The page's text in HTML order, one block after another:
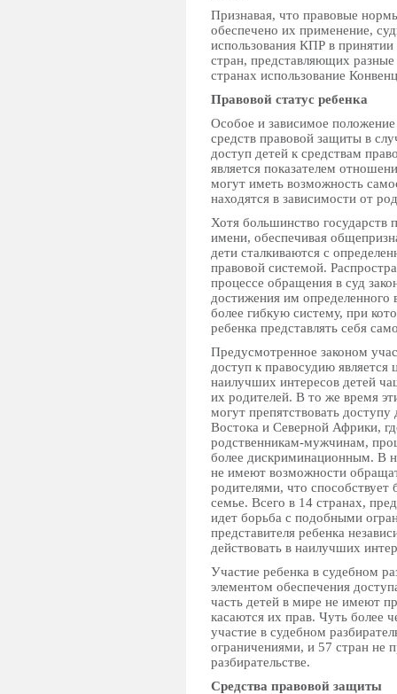
Признавая, что правовые
обеспечено их применение,
использования КПР в
стран, представляющих
странах использование
Правовой статус ребенка
Особое и зависимое положение
средств правовой защиты в
доступ детей к средствам
является показателем
могут иметь возможность
находятся в зависимости от
Хотя большинство государств
имени, обеспечивая
дети сталкиваются с
правовой системой.
процессе обращения в суд
достижения им
более гибкую систему, при
ребенка представлять себя
Предусмотренное законом
доступ к правосудию является
наилучших интересов детей
их родителей. В то же время
могут препятствовать
Востока и Северной Африки,
родственникам-мужчинам,
более дискриминационным. В
не имеют возможности
родителями, что способствует
семье. Всего в 14 странах,
идет борьба с подобными
представителя ребенка
действовать в наилучших
Участие ребенка в судебном
элементом обеспечения
часть детей в мире не имеют
касаются их прав. Чуть более
участие в судебном
ограничениями, и 57 стран не
разбирательстве.
Средства правовой защиты